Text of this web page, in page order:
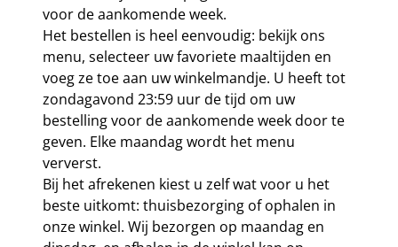
voor de aankomende week.
Het bestellen is heel eenvoudig: bekijk ons
menu, selecteer uw favoriete maaltijden en
voeg ze toe aan uw winkelmandje. U heeft tot
zondagavond 23:59 uur de tijd om uw
bestelling voor de aankomende week door te
geven. Elke maandag wordt het menu
ververst.
Bij het afrekenen kiest u zelf wat voor u het
beste uitkomt: thuisbezorging of ophalen in
onze winkel. Wij bezorgen op maandag en